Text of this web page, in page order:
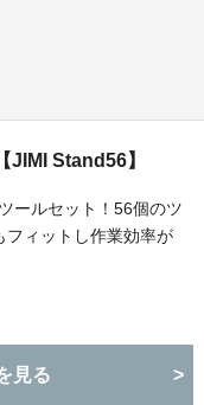
JIMI Stand56】
ールセット！56個のツ
フィットし作業効率が
見る